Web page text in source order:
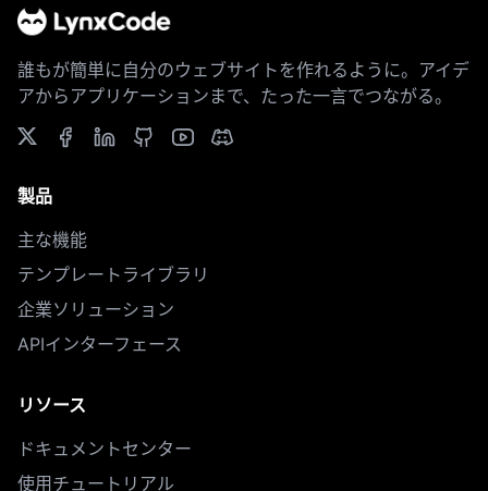
誰もが簡単に自分のウェブサイトを作れるように。アイデ
アからアプリケーションまで、たった一言でつながる。
製品
主な機能
テンプレートライブラリ
企業ソリューション
APIインターフェース
リソース
ドキュメントセンター
使用チュートリアル